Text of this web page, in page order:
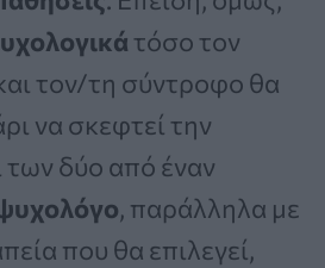
τόσο τον
τον/τη σύντροφο θα
να σκεφτεί την
των δύο από έναν
, παράλληλα με
που θα επιλεγεί,